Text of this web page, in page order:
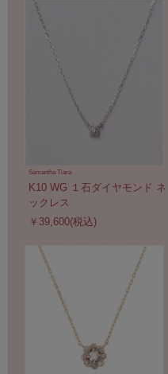
Samantha Tiara
K10 WG １石ダイヤモンド ネ
ックレス
￥39,600(税込)